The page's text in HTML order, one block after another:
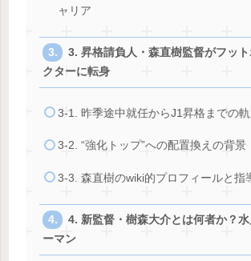
ャリア
3. 昇格請負人・森直樹監督がフッ
クターに転身
3-1. 昨季途中就任からJ1昇格までの
3-2. “強化トップ”への配置換えの背景
3-3. 森直樹のwiki的プロフィールと指
4. 新監督・樹森大介とは何者か？
ーマン